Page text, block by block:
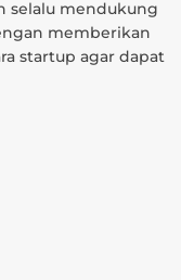
selalu mendukung
memberikan
startup agar dapat